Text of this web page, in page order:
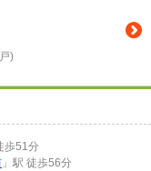
)
歩51分
」駅 徒歩56分